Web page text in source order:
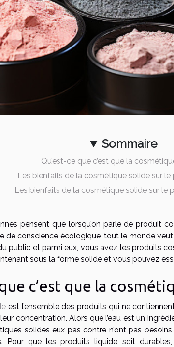
Sommaire
Qu’est-ce que c’est que la
Les bienfaits de la cosmétique solide sur
Les bienfaits de la cosmétique solide sur le
pensent que lorsqu’on parle de produit
de conscience écologique, tout le monde
public et parmi eux, vous avez les produits
sous la forme solide et vous pouvez
c’est que la
est l’ensemble des produits qui ne
concentration. Alors que l’eau est un
solides eux pas contre n’ont pas
Pour que les produits liquide soit